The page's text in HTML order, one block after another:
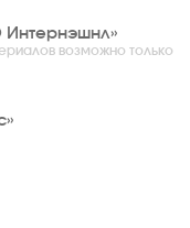
возможно только